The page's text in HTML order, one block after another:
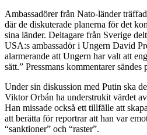
Ambassadörer från Nato-länder
där de diskuterade planerna för det
sina länder. Deltagare från Sverige
USA:s ambassadör i Ungern David
alarmerande att Ungern har valt att
sätt.” Pressmans kommentarer
Under sin diskussion med Putin ska
Viktor Orbán ha understrukit värdet
Han missade också ett tillfälle att
att berätta för reportrar att han var
“sanktioner” och “raster”.